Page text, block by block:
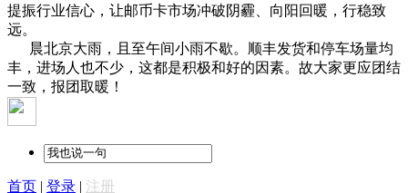
提振行业信心，让邮币卡市场冲破阴霾、向阳回暖，行稳致
远。
晨北京大雨，且至午间小雨不歇。顺丰发货和停车场量均
丰，进场人也不少，这都是积极和好的因素。故大家更应团结
一致，报团取暖！
首页 | 登录 | 注册